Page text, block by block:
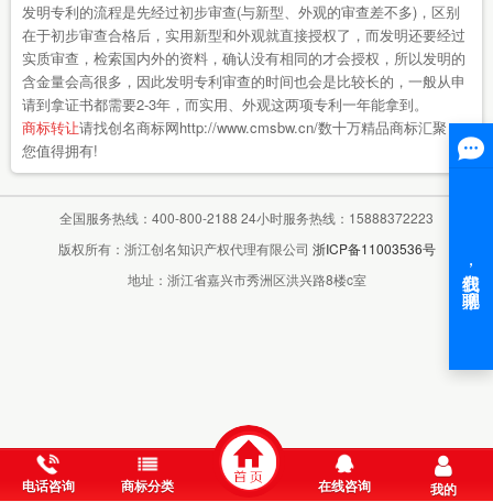
发明专利的流程是先经过初步审查(与新型、外观的审查差不多)，区别
在于初步审查合格后，实用新型和外观就直接授权了，而发明还要经过
实质审查，检索国内外的资料，确认没有相同的才会授权，所以发明的
含金量会高很多，因此发明专利审查的时间也会是比较长的，一般从申
请到拿证书都需要2-3年，而实用、外观这两项专利一年能拿到。
商标转让请找创名商标网http://www.cmsbw.cn/数十万精品商标汇聚，
您值得拥有!
全国服务热线：400-800-2188 24小时服务热线：15888372223
版权所有：浙江创名知识产权代理有限公司 浙ICP备11003536号
地址：浙江省嘉兴市秀洲区洪兴路8楼c室
电话咨询 商标分类 在线咨询 我的